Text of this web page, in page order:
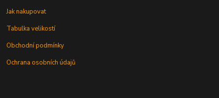
Jak nakupovat
Tabulka velikostí
Obchodní podmínky
Ochrana osobních údajů